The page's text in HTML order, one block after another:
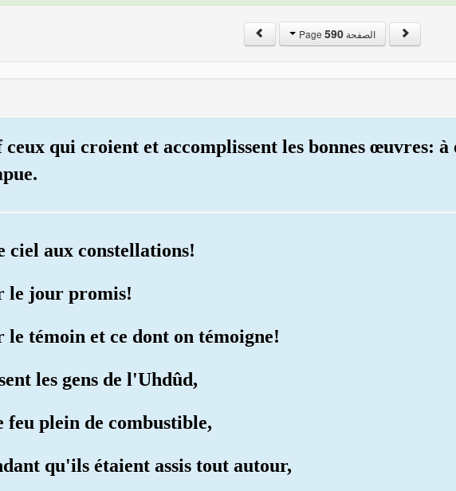
الصفحة Page590
ceux qui croient et accomplissent les bonnes œuvres:
ciel aux constellations!
le jour promis!
le témoin et ce dont on témoigne!
les gens de l'Uhdûd,
feu plein de combustible,
qu'ils étaient assis tout autour,